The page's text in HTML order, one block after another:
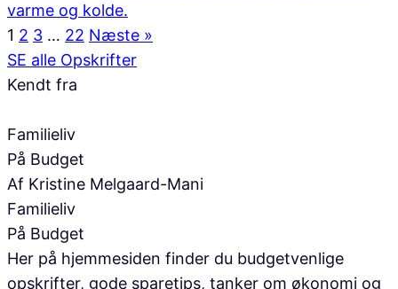
varme og kolde.
1 2 3 … 22 Næste »
SE alle Opskrifter
Kendt fra
Familieliv
På Budget
Af Kristine Melgaard-Mani
Familieliv
På Budget
Her på hjemmesiden finder du budgetvenlige
opskrifter, gode sparetips, tanker om økonomi og